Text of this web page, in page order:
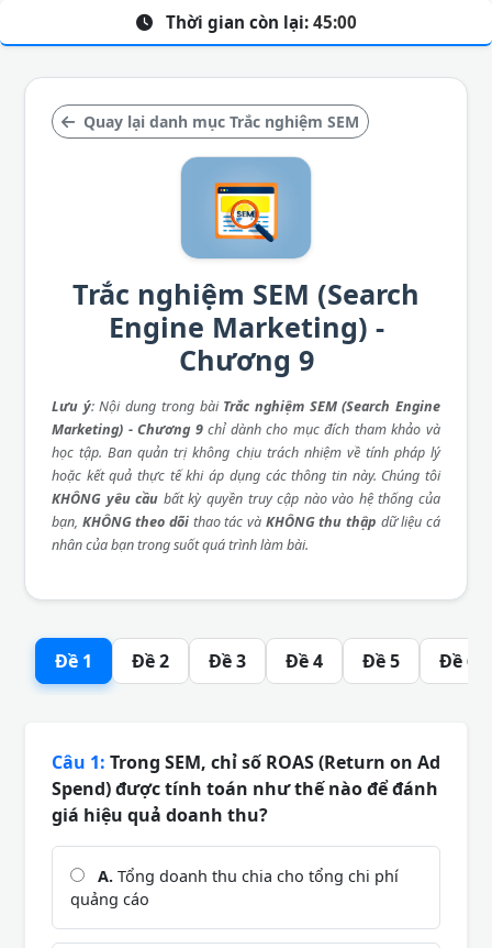
Quay lại danh mục Trắc nghiệm SEM
Trắc nghiệm SEM (Search
Engine Marketing) -
Chương 9
Lưu ý: Nội dung trong bài Trắc nghiệm SEM (Search Engine
Marketing) - Chương 9chỉ dành cho mục đích tham khảo và
học tập. Ban quản trị không chịu trách nhiệm về tính pháp lý
hoặc kết quả thực tế khi áp dụng các thông tin này. Chúng tôi
KHÔNG yêu cầu bất kỳ quyền truy cập nào vào hệ thống của
bạn, KHÔNG theo dõi thao tác và KHÔNG thu thập dữ liệu cá
nhân của bạn trong suốt quá trình làm bài.
Thời gian còn lại: 45:00
Đề 1 Đề 2 Đề 3 Đề 4 Đề 5 Đề 6
Câu 1: Trong SEM, chỉ số ROAS (Return on Ad
Spend) được tính toán như thế nào để đánh
giá hiệu quả doanh thu?
A. Tổng doanh thu chia cho tổng chi phí
quảng cáo